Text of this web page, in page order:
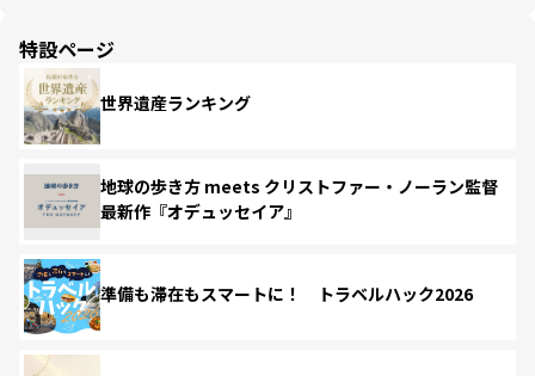
特設ページ
世界遺産ランキング
地球の歩き方 meets クリストファー・ノーラン監督
最新作『オデュッセイア』
準備も滞在もスマートに！ トラベルハック2026